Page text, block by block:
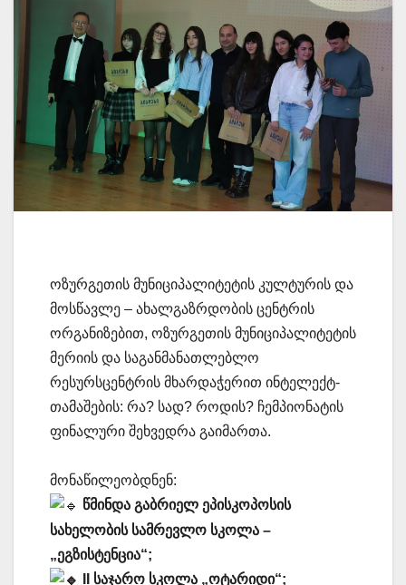
ოზურგეთის მუნიციპალიტეტის კულტურის და
მოსწავლე – ახალგაზრდობის ცენტრის
ორგანიზებით, ოზურგეთის მუნიციპალიტეტის
მერიის და საგანმანათლებლო
რესურსცენტრის მხარდაჭერით ინტელექტ-
თამაშების: რა? სად? როდის? ჩემპიონატის
ფინალური შეხვედრა გაიმართა.
მონაწილეობდნენ:
წმინდა გაბრიელ ეპისკოპოსის
სახელობის სამრევლო სკოლა –
„ეგზისტენცია“;
II საჯარო სკოლა „ოტარიდი“;